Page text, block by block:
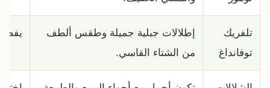
تلفريك
توفانداغ
إطلالات جبلية جميلة وطقس ألطف
من الشتاء القاسي.